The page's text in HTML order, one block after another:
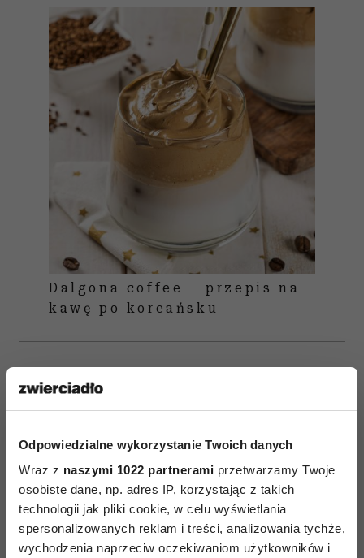
Odpowiedzialne wykorzystanie Twoich danych
Wraz z naszymi 1022 partnerami przetwarzamy Twoje
osobiste dane, np. adres IP, korzystając z takich
technologii jak pliki cookie, w celu wyświetlania
spersonalizowanych reklam i treści, analizowania tychże,
wychodzenia naprzeciw oczekiwaniom użytkowników i
Dalgona coffee – przepis na
kawę po koreańsku
AUTOPROMOCJA